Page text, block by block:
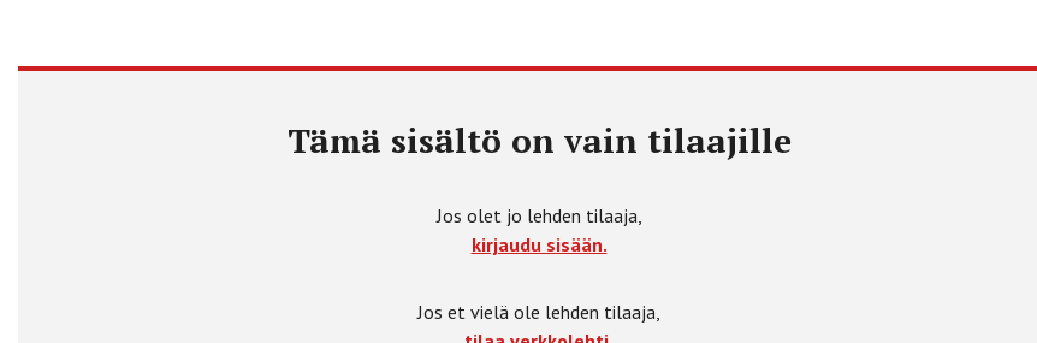
Tämä sisältö on vain tilaajille
Jos olet jo lehden tilaaja,
kirjaudu sisään.
Jos et vielä ole lehden tilaaja,